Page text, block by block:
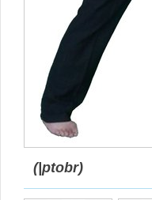
(|ptobr)